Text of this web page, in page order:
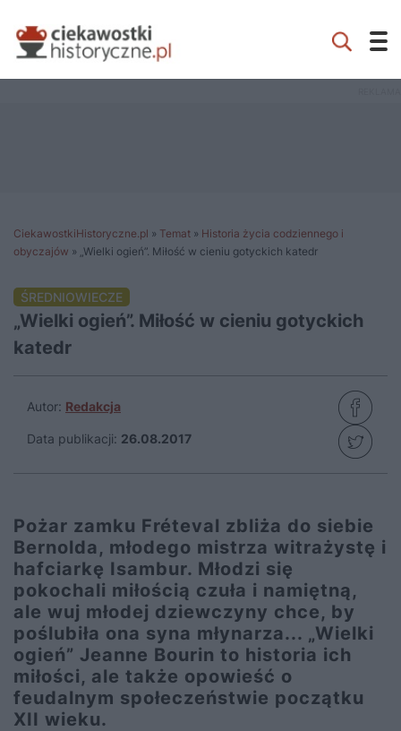
CiekawostkiHistoryczne.pl » Temat » Historia życia codziennego i
obyczajów » „Wielki ogień”. Miłość w cieniu gotyckich katedr
ŚREDNIOWIECZE
„Wielki ogień”. Miłość w cieniu gotyckich
katedr
Autor: Redakcja
Data publikacji: 26.08.2017
Pożar zamku Fréteval zbliża do siebie
Bernolda, młodego mistrza witrażystę i
hafciarkę Isambur. Młodzi się
pokochali miłością czuła i namiętną,
ale wuj młodej dziewczyny chce, by
poślubiła ona syna młynarza... „Wielki
ogień” Jeanne Bourin to historia ich
miłości, ale także opowieść o
feudalnym społeczeństwie początku
XII wieku.